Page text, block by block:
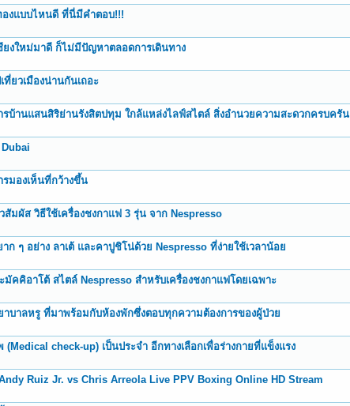
องแบบไหนดี ที่นี่มีคำตอบ!!!
ยงใหม่มาดี ก็ไม่มีปัญหาตลอดการเดินทาง0 Vote(s) - 0 out of 5 in Average
ยวเมืองน่านกันเถอะ
รบ้านแสนสิริย่านรังสิตปทุม ใกล้แหล่งไลฟ์สไตล์ สิ่งอำนวยความสะดวกครบครัน
0 Vote(s) - 0 out of 5 in Average
123 45
รมองเห็นที่กว้างขึ้น
สัมผัส วิธีใช้เครื่องชงกาแฟ 3 รุ่น จาก Nespresso
0 Vote(s) - 0 out of 5 in Average
1
ก ๆ อย่าง ลาเต้ และคาปูชิโน่ด้วย Nespresso ที่ง่ายใช้เวลาน้อย
0 Vote(s) - 0 out of 5 in Average
1 23 45
คคิอาโต้ สไตล์ Nespresso สำหรับเครื่องชงกาแฟโดยเฉพาะ
0 Vote(s) - 0 out of 5 in Average
12345
าบาลหรู ที่มาพร้อมกับห้องพักซึ่งตอบทุกความต้องการของผู้ป่วย
0 Vote(s) - 0 out of 5 in Average
12 3 4 5
(Medical check-up) เป็นประจำ อีกทางเลือกเพื่อร่างกายที่แข็งแรง
0 Vote(s) - 0 out of 5 in Average
1 2 345
Ruiz Jr. vs Chris Arreola Live PPV Boxing Online HD Stream
0 Vote(s) - 0 out of 5 in Average
1 23 45